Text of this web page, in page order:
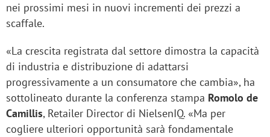
nei prossimi mesi in nuovi incrementi dei prezzi a
scaffale.
«La crescita registrata dal settore dimostra la capacità
di industria e distribuzione di adattarsi
progressivamente a un consumatore che cambia», ha
sottolineato durante la conferenza stampa Romolo de
Camillis, Retailer Director di NielsenIQ. «Ma per
cogliere ulteriori opportunità sarà fondamentale